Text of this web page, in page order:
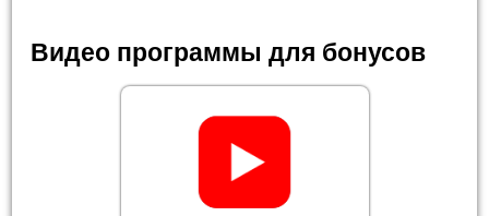
Видео программы для бонусов